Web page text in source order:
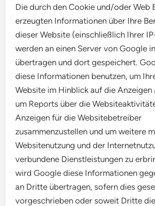
Die durch den Cookie und/oder Web
erzeugten Informationen über Ihre
dieser Website (einschließlich Ihrer
werden an einen Server von Google
übertragen und dort gespeichert.
diese Informationen benutzen, um
Website im Hinblick auf die Anzeigen
um Reports über die
Anzeigen für die Websitebetreiber
zusammenzustellen und um weitere
Websitenutzung und der
verbundene Dienstleistungen zu
wird Google diese Informationen
an Dritte übertragen, sofern dies
vorgeschrieben oder soweit Dritte